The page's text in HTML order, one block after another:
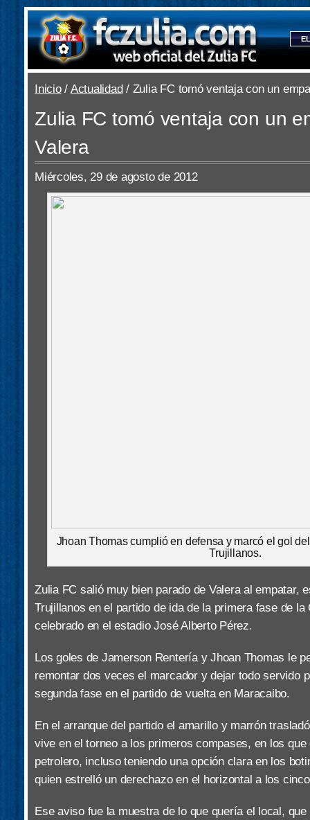
Inicio/ Actualidad/ Zulia FC tomó ventaja con un
Zulia FC tomó ventaja con un
Valera
Miércoles, 29 de agosto de 2012
Jhoan Thomas cumplió en defensa y marcó el gol
Trujillanos.
Zulia FC salió muy bien parado de Valera al empatar,
Trujillanos en el partido de ida de la primera fase de la
celebrado en el estadio José Alberto Pérez.
Los goles de Jamerson Rentería y Jhoan Thomas le
remontar dos veces el marcador y dejar todo servido
segunda fase en el partido de vuelta en Maracaibo.
En el arranque del partido el amarillo y marrón
vive en el torneo a los primeros compases, en los
petrolero, incluso teniendo una opción clara en los
quien estrelló un derechazo en el horizontal a los
Ese aviso fue la muestra de lo que quería el local,